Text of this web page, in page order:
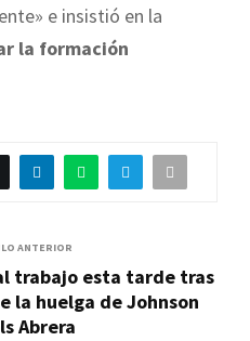
e insistió en la
la formación
ANTERIOR
trabajo esta tarde tras
la huelga de Johnson
Abrera